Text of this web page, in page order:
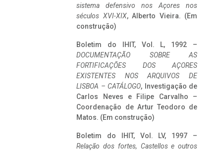
sistema defensivo nos Açores nos
séculos XVI-XIX, Alberto Vieira. (Em
construção)
Boletim do IHIT, Vol. L, 1992 –
DOCUMENTAÇÃO SOBRE AS
FORTIFICAÇÕES DOS AÇORES
EXISTENTES NOS ARQUIVOS DE
LISBOA – CATÁLOGO, Investigação de
Carlos Neves e Filipe Carvalho –
Coordenação de Artur Teodoro de
Matos. (Em construção)
Boletim do IHIT, Vol. LV, 1997 –
Relação dos fortes, Castellos e outros